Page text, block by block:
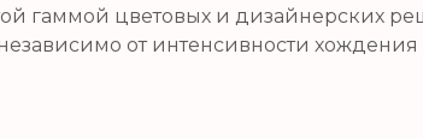
гаммой цветовых и дизайнерских
от интенсивности хождения